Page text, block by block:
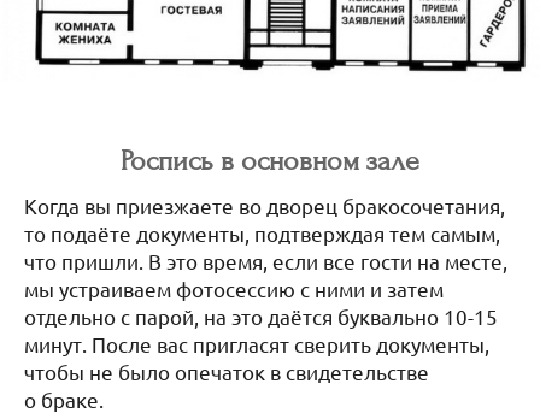
Роспись в основном зале
Когда вы приезжаете во дворец бракосочетания,
то подаёте документы, подтверждая тем самым,
что пришли. В это время, если все гости на месте,
мы устраиваем фотосессию с ними и затем
отдельно с парой, на это даётся буквально 10-15
минут. После вас пригласят сверить документы,
чтобы не было опечаток в свидетельстве
о браке.